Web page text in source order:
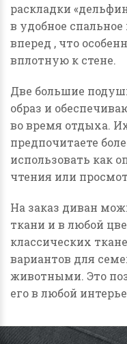
раскладки
в удобное
вперед , что
вплотную к стене.
Две большие
образ и
во время отдыха.
предпочитаете
использовать как
чтения или
На заказ диван
ткани и в любой
классических
вариантов для
животными. Это
его в любой